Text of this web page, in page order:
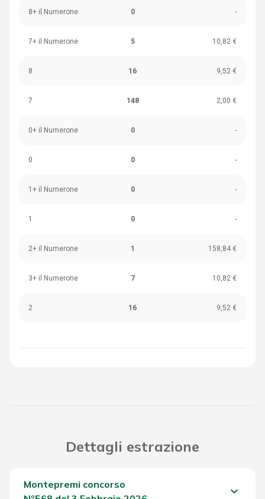
8+ il Numerone 0 -
7+ il Numerone 5 10,82 €
8 16 9,52 €
7 148 2,00 €
0+ il Numerone 0 -
0 0 -
1+ il Numerone 0 -
1 0 -
2+ il Numerone 1 158,84 €
3+ il Numerone 7 10,82 €
2 16 9,52 €
Dettagli estrazione
Montepremi concorso
keyboard_arrow_down